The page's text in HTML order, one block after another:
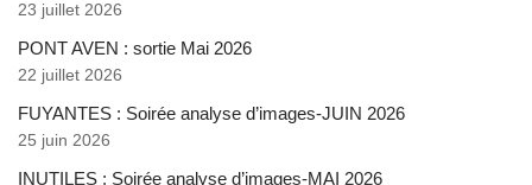
23 juillet 2026
PONT AVEN : sortie Mai 2026
22 juillet 2026
FUYANTES : Soirée analyse d’images-JUIN 2026
25 juin 2026
INUTILES : Soirée analyse d’images-MAI 2026